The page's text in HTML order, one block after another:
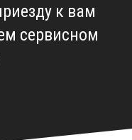
к вам
сервисном